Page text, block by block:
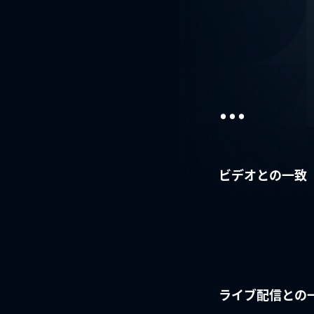
...
ビデオとの一致
ライブ配信との